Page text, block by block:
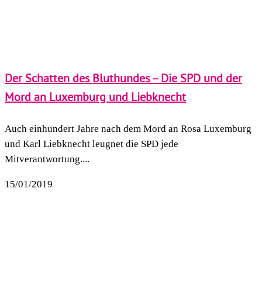
Der Schatten des Bluthundes – Die SPD und der
Mord an Luxemburg und Liebknecht
Auch einhundert Jahre nach dem Mord an Rosa Luxemburg
und Karl Liebknecht leugnet die SPD jede
Mitverantwortung....
15/01/2019